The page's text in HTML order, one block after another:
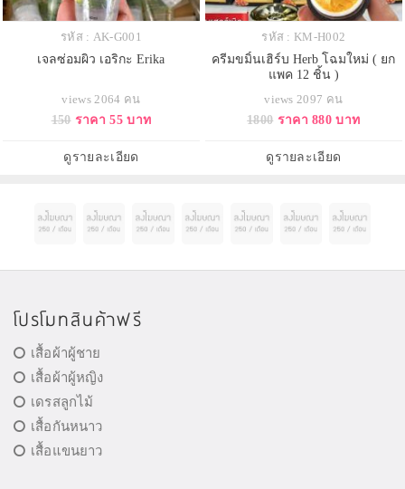
รหัส : AK-G001
เจลซ่อมผิว เอริกะ Erika
views 2064 คน
150 ราคา 55 บาท
ดูรายละเอียด
รหัส : KM-H002
ครีมขมิ้นเฮิร์บ Herb โฉมใหม่ ( ยก
แพค 12 ชิ้น )
views 2097 คน
1800 ราคา 880 บาท
ดูรายละเอียด
โปรโมทสินค้าฟรี
เสื้อผ้าผู้ชาย
เสื้อผ้าผู้หญิง
เดรสลูกไม้
เสื้อกันหนาว
เสื้อแขนยาว